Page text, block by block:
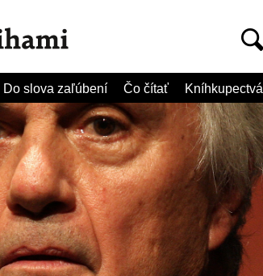
Do slova zaľúbení Čo čítať Kníhkupectvá